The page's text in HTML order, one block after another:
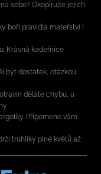
sebe? Okopírujte jejich
boří pravidla mateřství i
Krásná kadeřnice
být dostatek, otázkou
děláte chybu, u
Připomene vám
truhlíky plné květů až